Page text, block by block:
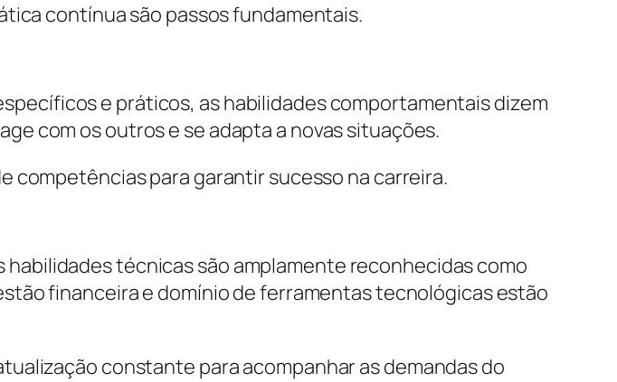
contínua são passos fundamentais.
e práticos, as habilidades comportamentais dizem
com os outros e se adapta a novas situações.
competências para garantir sucesso na carreira.
técnicas são amplamente reconhecidas como
financeira e domínio de ferramentas tecnológicas estão
constante para acompanhar as demandas do